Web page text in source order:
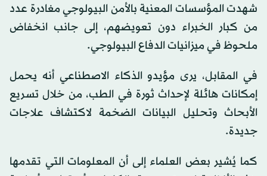
شهدت المؤسسات المعنية بالأمن البيولوجي مغادرة عدد
من كبار الخبراء دون تعويضهم، إلى جانب انخفاض
ملحوظ في ميزانيات الدفاع البيولوجي.
في المقابل، يرى مؤيدو الذكاء الاصطناعي أنه يحمل
إمكانات هائلة لإحداث ثورة في الطب، من خلال تسريع
الأبحاث وتحليل البيانات الضخمة لاكتشاف علاجات
جديدة.
كما يُشير بعض العلماء إلى أن المعلومات التي تقدمها